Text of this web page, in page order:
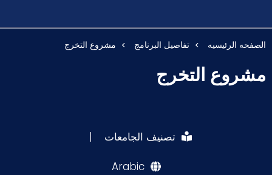
الصفحه الرئيسيه تفاصيل البرنامج مشروع التخرج
مشروع التخرج
تصنيف الجامعات |
Arabic